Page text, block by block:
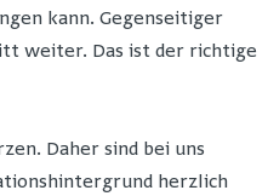
kann. Gegenseitiger
weiter. Das ist der richtige
Daher sind bei uns
herzlich